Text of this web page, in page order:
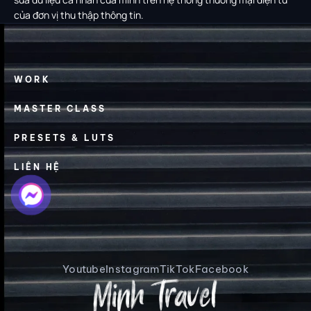
của đơn vị thu thập thông tin.
WORK
MASTER CLASS
PRESETS & LUTS
LIÊN HỆ
YoutubeInstagramTikTokFacebook